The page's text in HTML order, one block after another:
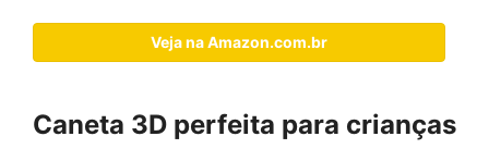
Veja na Amazon.com.br
Caneta 3D perfeita para crianças